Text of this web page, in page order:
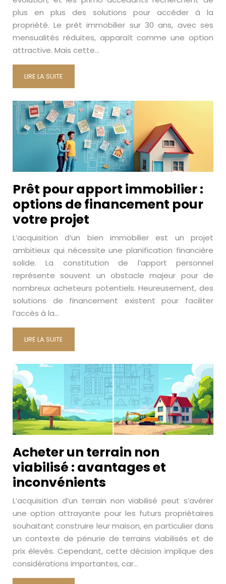
plus en plus des solutions pour accéder à la
propriété. Le prêt immobilier sur 30 ans, avec ses
mensualités réduites, apparaît comme une option
attractive. Mais cette…
LIRE LA SUITE
Prêt pour apport immobilier :
options de financement pour
votre projet
L’acquisition d’un bien immobilier est un projet
ambitieux qui nécessite une planification financière
solide. La constitution de l’apport personnel
représente souvent un obstacle majeur pour de
nombreux acheteurs potentiels. Heureusement, des
solutions de financement existent pour faciliter
l’accès à la…
LIRE LA SUITE
Acheter un terrain non
viabilisé : avantages et
inconvénients
L’acquisition d’un terrain non viabilisé peut s’avérer
une option attrayante pour les futurs propriétaires
souhaitant construire leur maison, en particulier dans
un contexte de pénurie de terrains viabilisés et de
prix élevés. Cependant, cette décision implique des
considérations importantes, car…